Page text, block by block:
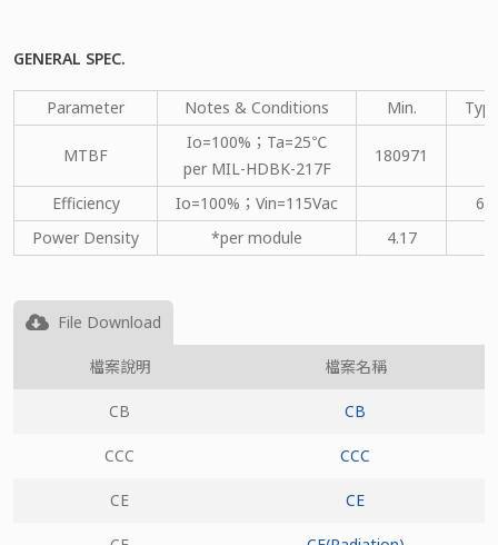
GENERAL SPEC.
Parameter Notes & Conditions Min.
MTBF
Io=100%；Ta=25℃
per MIL-HDBK-217F
180971
Efficiency Io=100%；Vin=115Vac
67
Power Density
*per module 4.17
File Download
檔案說明 檔案名稱
CB CB
CCC CCC
CE CE